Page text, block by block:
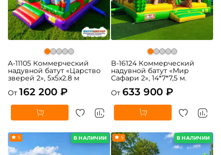
A-11105 Коммерческий
надувной батут «Царство
зверей 2», 5x5x2.8 м
От 162 200 ₽
B-16124 Коммерческий
надувной батут «Мир
Сафари 2», 14*7*7,5 м.
От 633 900 ₽
В НАЛИЧИИ
5 В НАЛИЧИИ
5